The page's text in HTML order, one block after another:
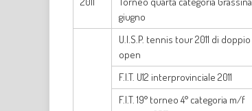
giugno
U.I.S.P. tennis tour 2011 di doppio
open
F.I.T. U12 interprovinciale 2011
F.I.T. 19° torneo 4° categoria m/f